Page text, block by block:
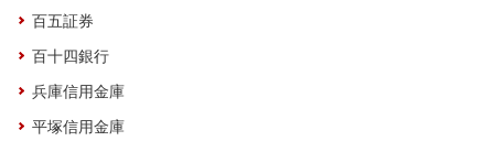
百五証券
百十四銀行
兵庫信用金庫
平塚信用金庫